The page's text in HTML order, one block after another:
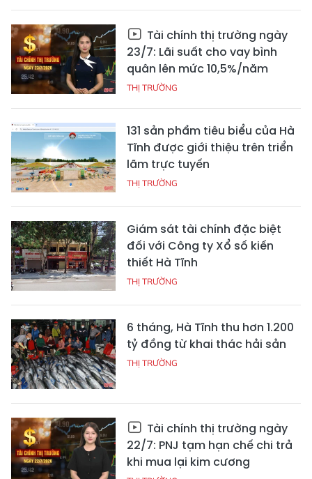
Tài chính thị trường ngày
23/7: Lãi suất cho vay bình
quân lên mức 10,5%/năm
THỊ TRƯỜNG
131 sản phẩm tiêu biểu của Hà
Tĩnh được giới thiệu trên triển
lãm trực tuyến
THỊ TRƯỜNG
Giám sát tài chính đặc biệt
đối với Công ty Xổ số kiến
thiết Hà Tĩnh
THỊ TRƯỜNG
6 tháng, Hà Tĩnh thu hơn 1.200
tỷ đồng từ khai thác hải sản
THỊ TRƯỜNG
Tài chính thị trường ngày
22/7: PNJ tạm hạn chế chi trả
khi mua lại kim cương